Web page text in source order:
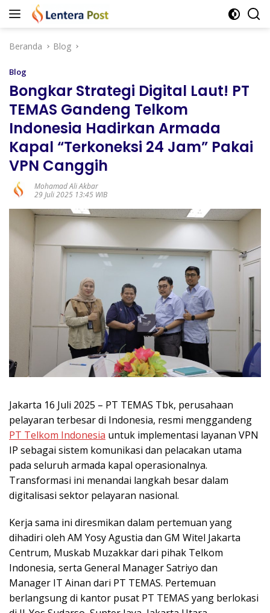
Langsung
Beranda
Blog
Blog
Bongkar Strategi Digital Laut! PT
TEMAS Gandeng Telkom
Indonesia Hadirkan Armada
Kapal “Terkoneksi 24 Jam” Pakai
VPN Canggih
Mohamad Ali Akbar
29 Juli 2025 13:45 WIB
Jakarta 16 Juli 2025 – PT TEMAS Tbk, perusahaan
pelayaran terbesar di Indonesia, resmi menggandeng
PT Telkom Indonesia untuk implementasi layanan VPN
IP sebagai sistem komunikasi dan pelacakan utama
pada seluruh armada kapal operasionalnya.
Transformasi ini menandai langkah besar dalam
digitalisasi sektor pelayaran nasional.
Kerja sama ini diresmikan dalam pertemuan yang
dihadiri oleh AM Yosy Agustia dan GM Witel Jakarta
Centrum, Muskab Muzakkar dari pihak Telkom
Indonesia, serta General Manager Satriyo dan
Manager IT Ainan dari PT TEMAS. Pertemuan
berlangsung di kantor pusat PT TEMAS yang berlokasi